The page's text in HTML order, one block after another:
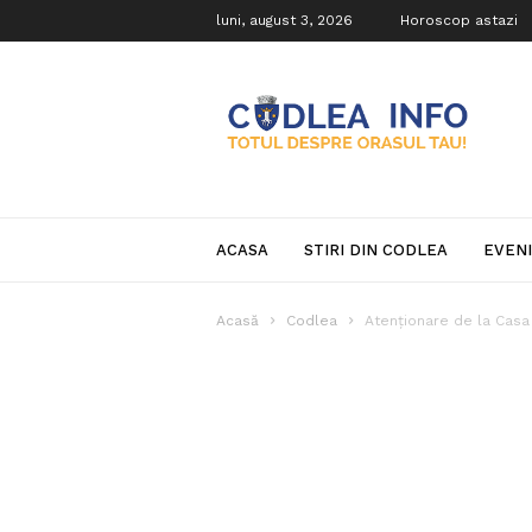
luni, august 3, 2026 Horoscop astazi
Info
ACASA STIRI DIN CODLEA
Acasă Codlea Atenționare de la